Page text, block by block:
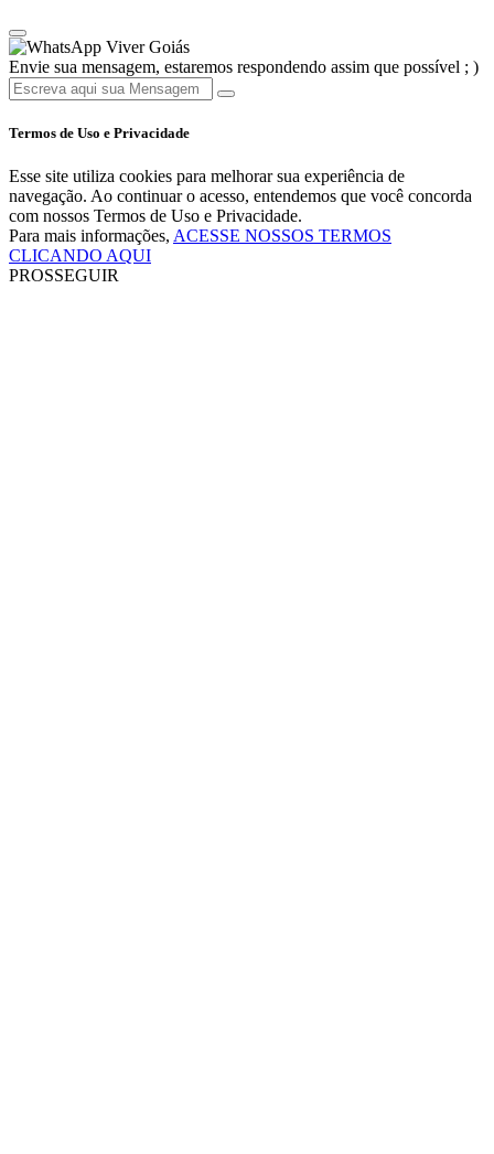
Viver Goiás
Envie sua mensagem, estaremos respondendo assim que possível ; )
Termos de Uso e Privacidade
Esse site utiliza cookies para melhorar sua experiência de
navegação. Ao continuar o acesso, entendemos que você concorda
com nossos Termos de Uso e Privacidade.
Para mais informações, ACESSE NOSSOS TERMOS
CLICANDO AQUI
PROSSEGUIR